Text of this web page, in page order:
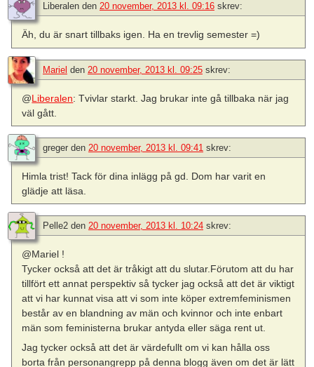
Liberalen den 20 november, 2013 kl. 09:16 skrev:
Äh, du är snart tillbaks igen. Ha en trevlig semester =)
Mariel den 20 november, 2013 kl. 09:25 skrev:
@Liberalen: Tvivlar starkt. Jag brukar inte gå tillbaka när jag
väl gått.
greger den 20 november, 2013 kl. 09:41 skrev:
Himla trist! Tack för dina inlägg på gd. Dom har varit en
glädje att läsa.
Pelle2 den 20 november, 2013 kl. 10:24 skrev:
@Mariel !
Tycker också att det är tråkigt att du slutar.Förutom att du har
tillfört ett annat perspektiv så tycker jag också att det är viktigt
att vi har kunnat visa att vi som inte köper extremfeminismen
består av en blandning av män och kvinnor och inte enbart
män som feministerna brukar antyda eller säga rent ut.
Jag tycker också att det är värdefullt om vi kan hålla oss
borta från personangrepp på denna blogg även om det är lätt